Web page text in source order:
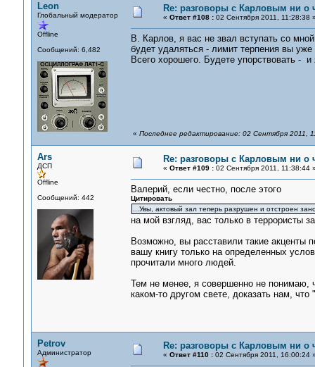
Leon
Глобальный модератор
Offline
Сообщений: 6,482
Re: разговоры с Карловым ни о
« Ответ #108 :02 Сентября 2011, 11:28:38
В. Карлов, я вас не звал вступать со
будет удаляться - лимит терпения вы
Всего хорошего. Будете упорствовать -
« Последнее редактирование: 02 Сентября 2011,
Ars
ДСП
Offline
Сообщений: 442
Re: разговоры с Карловым ни о
« Ответ #109 :02 Сентября 2011, 11:38:44
Валерий, если честно, после этого
Цитировать
...Увы, актовый зал теперь разрушен и отстроен
на мой взгляд, вас только в террористы
Возможно, вы расставили такие акценты
вашу книгу только на определенных
прочитали много людей.
Тем не менее, я совершенно не понимаю,
каком-то другом свете, доказать нам,
Petrov
Администратор
Re: разговоры с Карловым ни о
« Ответ #110 :02 Сентября 2011, 16:00:24